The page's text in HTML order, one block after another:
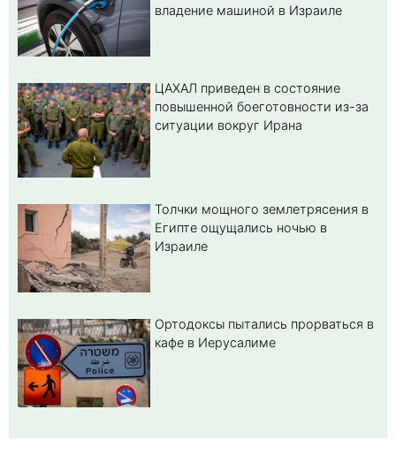
владение машиной в Израиле
ЦАХАЛ приведен в состояние
повышенной боеготовности из-за
ситуации вокруг Ирана
Толчки мощного землетрясения в
Египте ощущались ночью в
Израиле
Ортодоксы пытались прорваться в
кафе в Иерусалиме